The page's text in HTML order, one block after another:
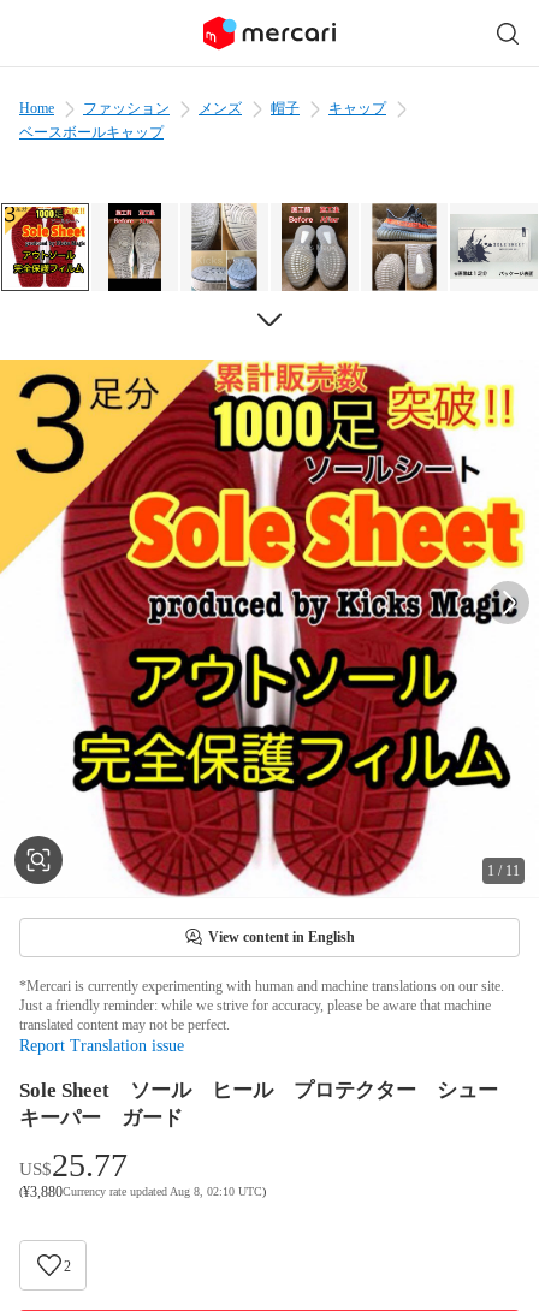
Home ファッション メンズ 帽子
キャップ
ベースボールキャップ
1 / 11
View content in English
*Mercari is currently experimenting with human and machine translations on our site.
Just a friendly reminder: while we strive for accuracy, please be aware that machine
translated content may not be perfect.
Report Translation issue
Sole Sheet ソール ヒール プロテクター シュー
キーパー ガード
US$25.77
(¥3,880Currency rate updated Aug 8, 02:10 UTC)
2